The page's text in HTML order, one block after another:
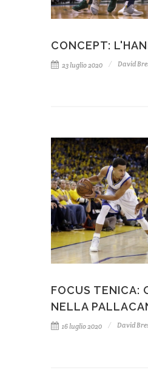
CONCEPT:
23 luglio 2020 David
FOCUS TENICA:
NELLA
16 luglio 2020 David